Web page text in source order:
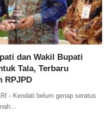
dan Wakil Bupati
Tala, Terbaru
RPJPD
- Kendati belum genap seratus